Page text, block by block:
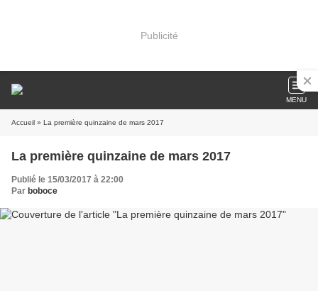
Publicité
MENU
Accueil » La première quinzaine de mars 2017
La première quinzaine de mars 2017
Publié le 15/03/2017 à 22:00
Par boboce